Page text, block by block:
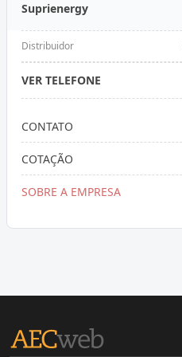
Suprienergy
Distribuidor
VER TELEFONE
CONTATO
COTAÇÃO
SOBRE A EMPRESA